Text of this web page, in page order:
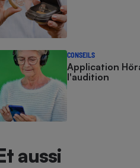
CONSEILS
Application
l'audition
aussi